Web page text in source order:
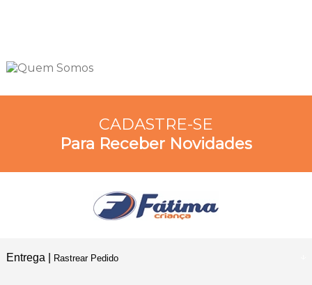
CADASTRE-SE
Para Receber Novidades
Entrega | Rastrear Pedido